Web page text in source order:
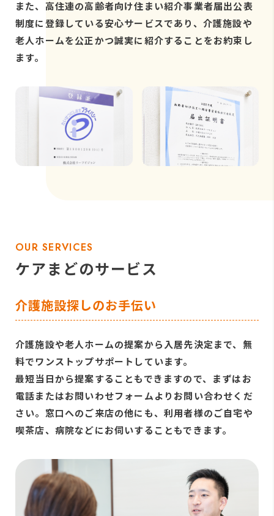
また、高住連の高齢者向け住まい紹介事業者届出公表
制度に登録している安心サービスであり、介護施設や
老人ホームを公正かつ誠実に紹介することをお約束し
ます。
OUR SERVICES
ケアまどのサービス
介護施設探しのお手伝い
介護施設や老人ホームの提案から入居先決定まで、無
料でワンストップサポートしています。
最短当日から提案することもできますので、まずはお
電話またはお問いわせフォームよりお問い合わせくだ
さい。窓口へのご来店の他にも、利用者様のご自宅や
喫茶店、病院などにお伺いすることもできます。